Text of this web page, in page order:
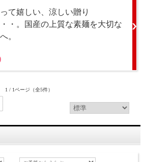
て嬉しい、涼しい贈り
・。国産の上質な素麺を大切な
。
1 / 1ページ （全5件）